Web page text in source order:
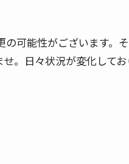
可能性がございます。
。日々状況が変化して